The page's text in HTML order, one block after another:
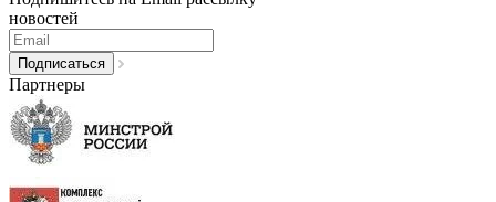
новостей
Партнеры